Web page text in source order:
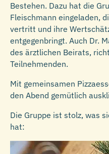
Bestehen. Dazu hat die
Fleischmann eingeladen,
vertritt und ihre
entgegenbringt. Auch Dr.
des ärztlichen Beirats,
Teilnehmenden.
Mit gemeinsamen
den Abend gemütlich
Die Gruppe ist stolz, was
hat: